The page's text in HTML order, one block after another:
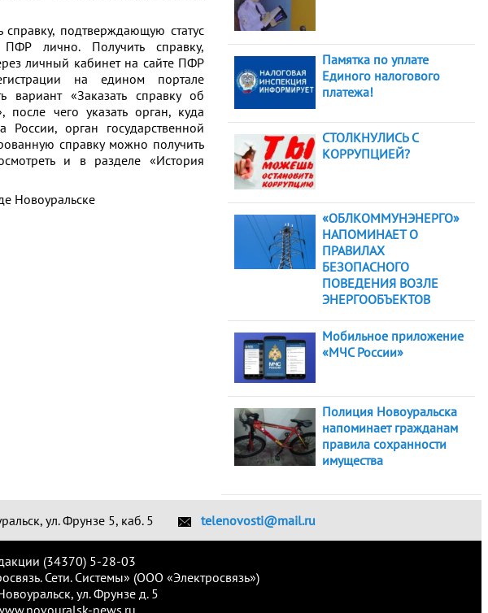
подтверждающую статус
лично. Получить справку,
личный кабинет на сайте ПФР
на едином портале
вариант «Заказать справку об
после чего указать орган, куда
России, орган государственной
справку можно получить
и в разделе «История
Новоуральске
Памятка по уплате
Единого налогового
платежа!
СТОЛКНУЛИСЬ С
КОРРУПЦИЕЙ?
«ОБЛКОММУНЭНЕРГО»
НАПОМИНАЕТ О
ПРАВИЛАХ
БЕЗОПАСНОГО
ПОВЕДЕНИЯ ВОЗЛЕ
ЭНЕРГООБЪЕКТОВ
Мобильное приложение
«МЧС России»
Полиция Новоуральска
напоминает гражданам
правила сохранности
имущества
ул. Фрунзе 5, каб. 5 telenovosti@mail.ru
(34370) 5-28-03
Сети. Системы» (ООО «Электросвязь»)
ул. Фрунзе д. 5